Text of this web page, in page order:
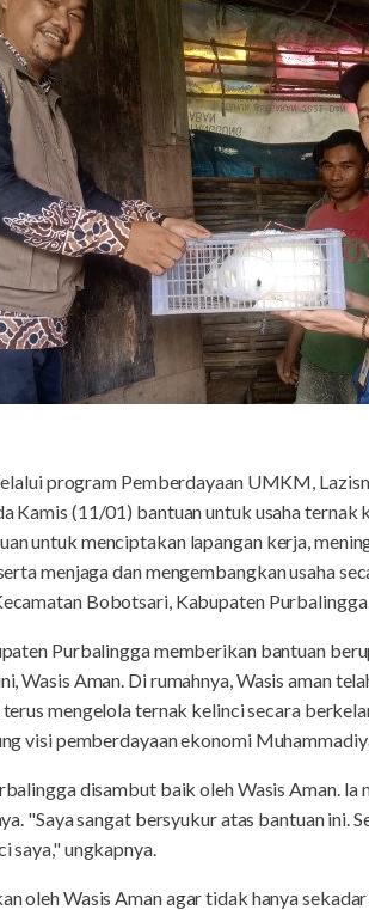
program Pemberdayaan UMKM,
Kamis (11/01) bantuan untuk usaha ternak
untuk menciptakan lapangan kerja,
menjaga dan mengembangkan usaha
Bobotsari, Kabupaten
Purbalingga memberikan bantuan
Wasis Aman. Di rumahnya, Wasis aman
mengelola ternak kelinci secara
visi pemberdayaan ekonomi
disambut baik oleh Wasis Aman.
"Saya sangat bersyukur atas bantuan ini.
saya," ungkapnya.
oleh Wasis Aman agar tidak hanya